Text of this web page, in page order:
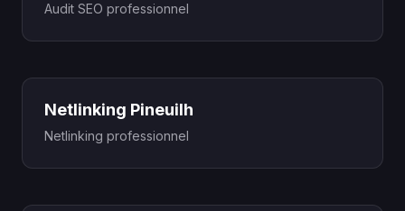
Audit SEO professionnel
Netlinking Pineuilh
Netlinking professionnel